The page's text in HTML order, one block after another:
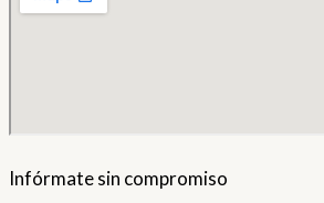
Infórmate sin compromiso